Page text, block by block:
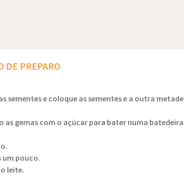
DE PREPARO
sementes e coloque as sementes e a outra metade
as gemas com o açúcar para bater numa batedeira
um pouco.
leite.